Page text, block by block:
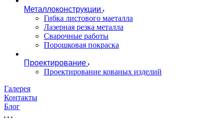
Металлоконструкции
Гибка листового маеталла
Лазерная резка металла
Сварочные работы
Порошковая покраска
Проектирование
Проектирование кованых изделий
Галерея
Контакты
Блог